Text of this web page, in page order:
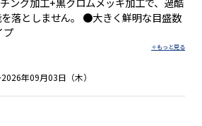
落としません。 ●大きく鮮明な目盛数
プ
年09月03日（木）